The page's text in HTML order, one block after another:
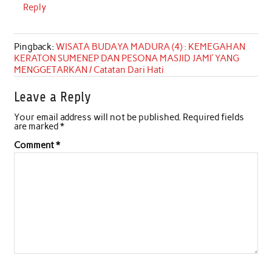
Reply
Pingback: WISATA BUDAYA MADURA (4) : KEMEGAHAN
KERATON SUMENEP DAN PESONA MASJID JAMI’ YANG
MENGGETARKAN / Catatan Dari Hati
Leave a Reply
Your email address will not be published. Required fields
are marked *
Comment*